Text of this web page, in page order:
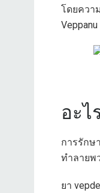
โดยควา
อะไ
การรักษ
ทำลายพ
ยา